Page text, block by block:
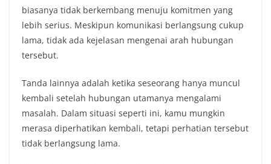
biasanya tidak berkembang menuju komitmen yang
lebih serius. Meskipun komunikasi berlangsung cukup
lama, tidak ada kejelasan mengenai arah hubungan
tersebut.
Tanda lainnya adalah ketika seseorang hanya muncul
kembali setelah hubungan utamanya mengalami
masalah. Dalam situasi seperti ini, kamu mungkin
merasa diperhatikan kembali, tetapi perhatian tersebut
tidak berlangsung lama.